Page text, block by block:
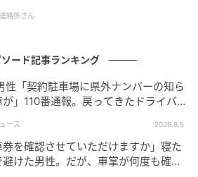
わけじゃない。でも、事実は事
、夫の目を覚ました
どうする？」と再度連絡が来た
トアウトした資料を食卓に置い
絡係さん
ード記事ランキング
性「契約駐車場に県外ナンバーの知ら
が」110番通報。戻ってきたドライバー
ース 2026.8.5
券を確認させていただけますか」寝た
けた男性。だが、車掌が何度も確認